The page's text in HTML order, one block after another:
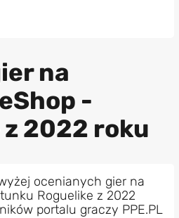
na
-
z 2022 roku
ocenianych gier na
Roguelike z 2022
portalu graczy PPE.PL